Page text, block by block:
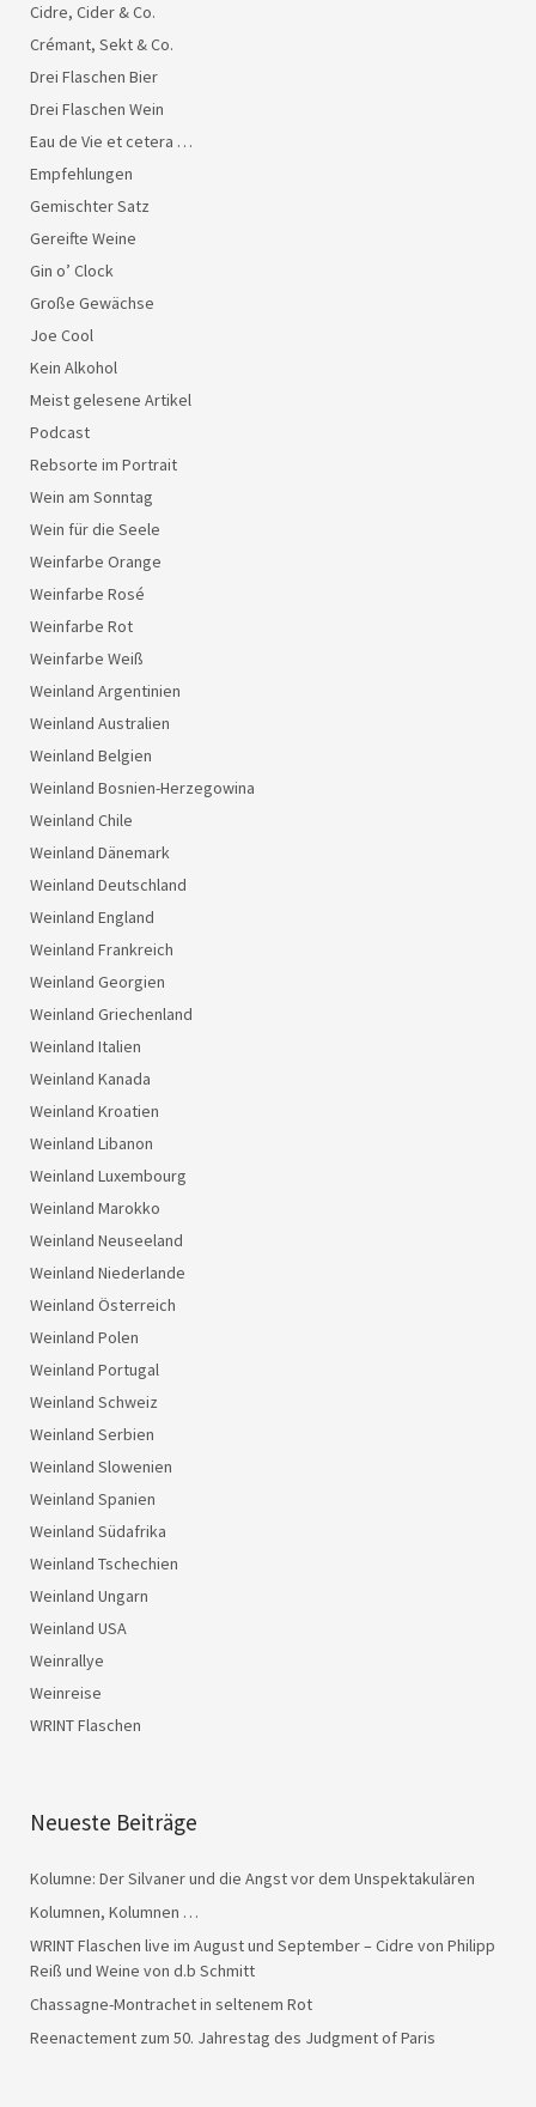
Cidre, Cider & Co.
Crémant, Sekt & Co.
Drei Flaschen Bier
Drei Flaschen Wein
Eau de Vie et cetera …
Empfehlungen
Gemischter Satz
Gereifte Weine
Gin o’ Clock
Große Gewächse
Joe Cool
Kein Alkohol
Meist gelesene Artikel
Podcast
Rebsorte im Portrait
Wein am Sonntag
Wein für die Seele
Weinfarbe Orange
Weinfarbe Rosé
Weinfarbe Rot
Weinfarbe Weiß
Weinland Argentinien
Weinland Australien
Weinland Belgien
Weinland Bosnien-Herzegowina
Weinland Chile
Weinland Dänemark
Weinland Deutschland
Weinland England
Weinland Frankreich
Weinland Georgien
Weinland Griechenland
Weinland Italien
Weinland Kanada
Weinland Kroatien
Weinland Libanon
Weinland Luxembourg
Weinland Marokko
Weinland Neuseeland
Weinland Niederlande
Weinland Österreich
Weinland Polen
Weinland Portugal
Weinland Schweiz
Weinland Serbien
Weinland Slowenien
Weinland Spanien
Weinland Südafrika
Weinland Tschechien
Weinland Ungarn
Weinland USA
Weinrallye
Weinreise
WRINT Flaschen
Neueste Beiträge
Kolumne: Der Silvaner und die Angst vor dem Unspektakulären
Kolumnen, Kolumnen …
WRINT Flaschen live im August und September – Cidre von Philipp
Reiß und Weine von d.b Schmitt
Chassagne-Montrachet in seltenem Rot
Reenactement zum 50. Jahrestag des Judgment of Paris